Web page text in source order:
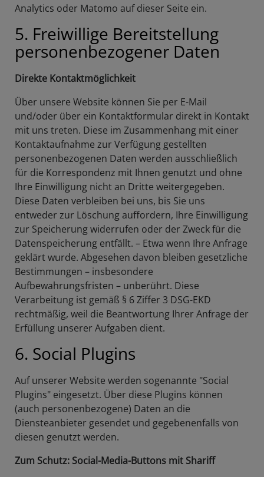
Analytics oder Matomo auf dieser Seite ein.
5. Freiwillige Bereitstellung
personenbezogener Daten
Direkte Kontaktmöglichkeit
Über unsere Website können Sie per E-Mail
und/oder über ein Kontaktformular direkt in Kontakt
mit uns treten. Diese im Zusammenhang mit einer
Kontaktaufnahme zur Verfügung gestellten
personenbezogenen Daten werden ausschließlich
für die Korrespondenz mit Ihnen genutzt und ohne
Ihre Einwilligung nicht an Dritte weitergegeben.
Diese Daten verbleiben bei uns, bis Sie uns
entweder zur Löschung auffordern, Ihre Einwilligung
zur Speicherung widerrufen oder der Zweck für die
Datenspeicherung entfällt. – Etwa wenn Ihre Anfrage
geklärt wurde. Abgesehen davon bleiben gesetzliche
Bestimmungen – insbesondere
Aufbewahrungsfristen – unberührt. Diese
Verarbeitung ist gemäß § 6 Ziffer 3 DSG-EKD
rechtmäßig, weil die Beantwortung Ihrer Anfrage der
Erfüllung unserer Aufgaben dient.
6. Social Plugins
Auf unserer Website werden sogenannte "Social
Plugins" eingesetzt. Über diese Plugins können
(auch personenbezogene) Daten an die
Diensteanbieter gesendet und gegebenenfalls von
diesen genutzt werden.
Zum Schutz: Social-Media-Buttons mit Shariff